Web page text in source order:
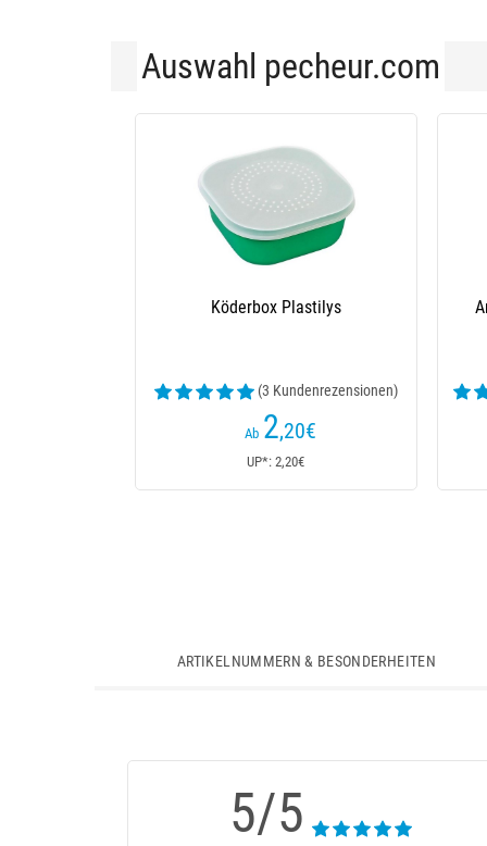
Auswahl pecheur.com
Köderbox Plastilys
(3 Kundenrezensionen)
Ab 2,20€
UP*: 2,20€
ARTIKELNUMMERN & BESONDERHEITEN
5/5